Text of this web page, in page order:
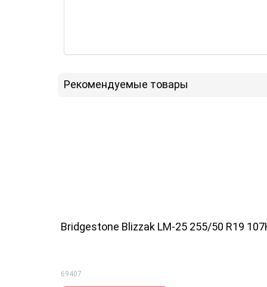
Рекомендуемые товары
Bridgestone Blizzak LM-25 255/50 R19
69407